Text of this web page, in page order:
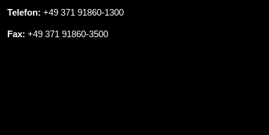
Telefon: +49 371 91860-1300
Fax: +49 371 91860-3500